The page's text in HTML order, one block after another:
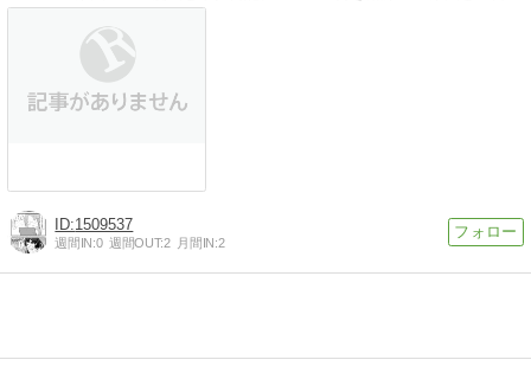
1509537
週間IN:0 週間OUT:2 月間IN:2